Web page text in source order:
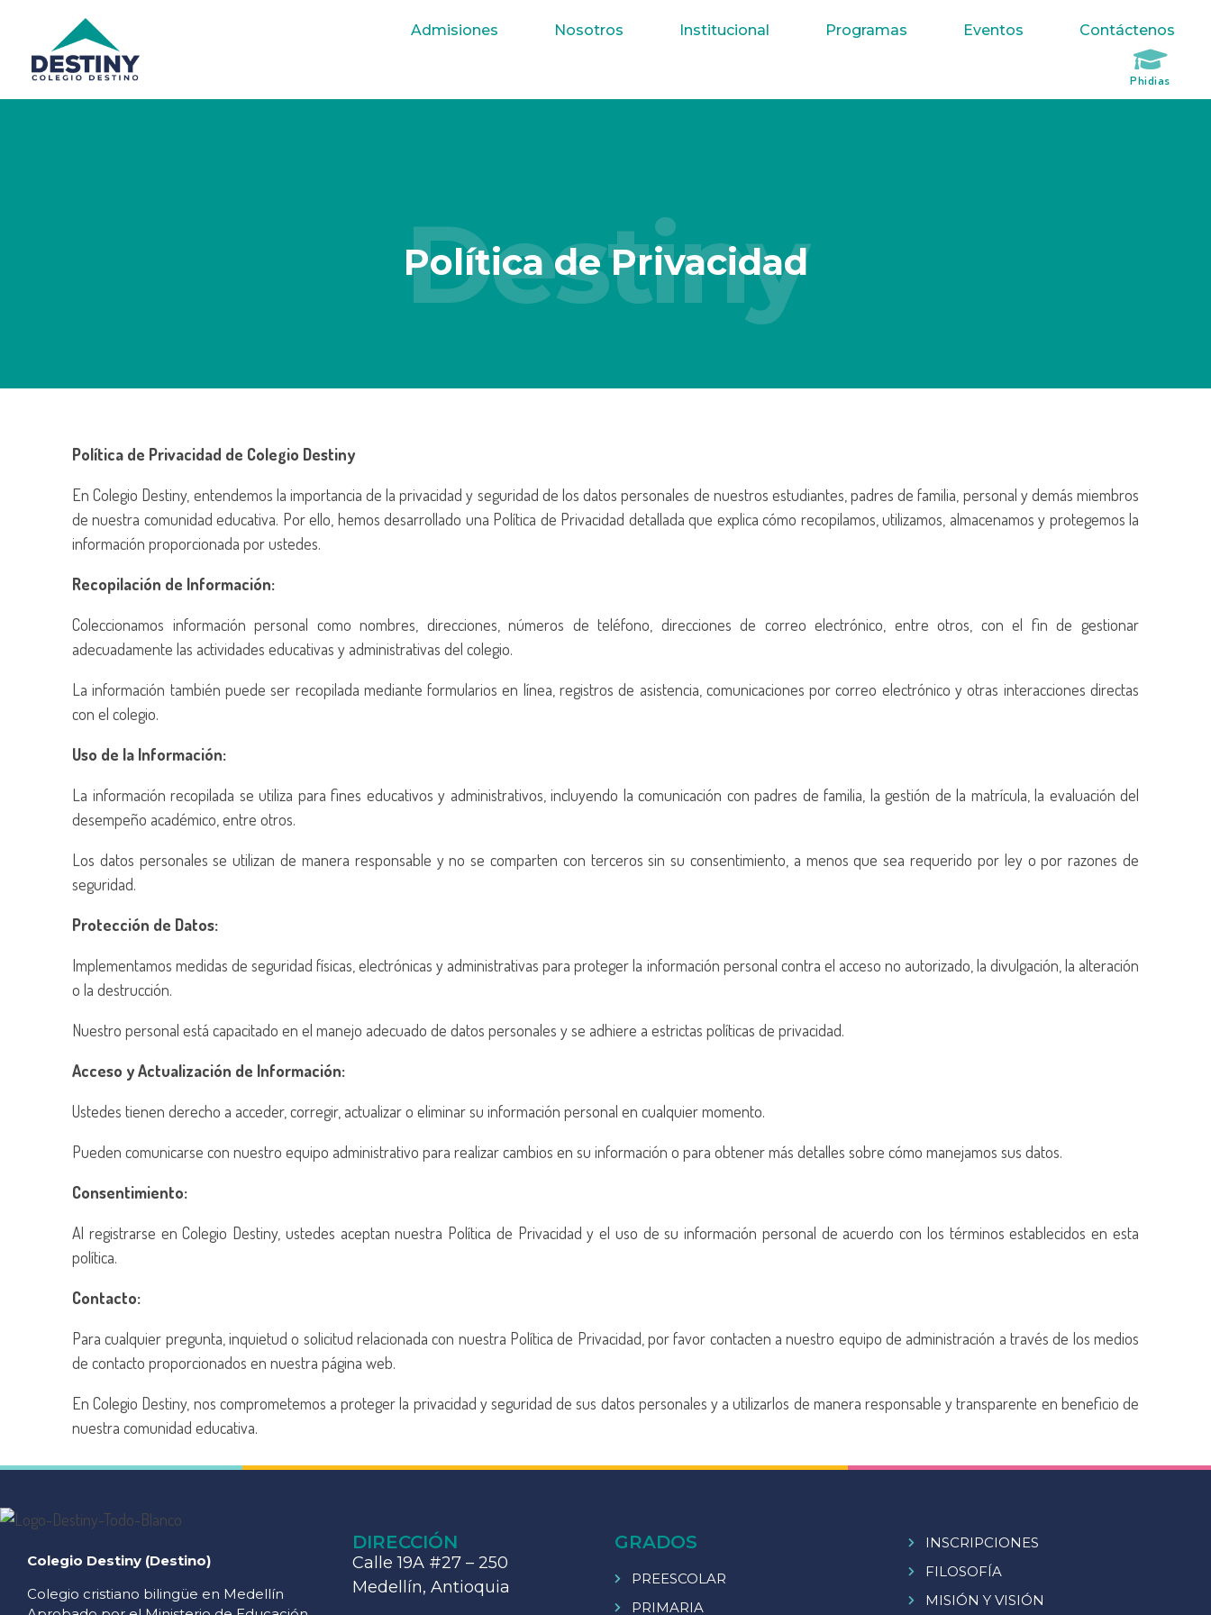
Admisiones Nosotros Institucional Programas Eventos Contáctenos
Phidias
Destiny
Política de Privacidad
Política de Privacidad de Colegio Destiny
En Colegio Destiny, entendemos la importancia de la privacidad y seguridad de los datos personales de nuestros estudiantes, padres de familia, personal y demás miembros
de nuestra comunidad educativa. Por ello, hemos desarrollado una Política de Privacidad detallada que explica cómo recopilamos, utilizamos, almacenamos y protegemos la
información proporcionada por ustedes.
Recopilación de Información:
Coleccionamos información personal como nombres, direcciones, números de teléfono, direcciones de correo electrónico, entre otros, con el fin de gestionar
adecuadamente las actividades educativas y administrativas del colegio.
La información también puede ser recopilada mediante formularios en línea, registros de asistencia, comunicaciones por correo electrónico y otras interacciones directas
con el colegio.
Uso de la Información:
La información recopilada se utiliza para fines educativos y administrativos, incluyendo la comunicación con padres de familia, la gestión de la matrícula, la evaluación del
desempeño académico, entre otros.
Los datos personales se utilizan de manera responsable y no se comparten con terceros sin su consentimiento, a menos que sea requerido por ley o por razones de
seguridad.
Protección de Datos:
Implementamos medidas de seguridad físicas, electrónicas y administrativas para proteger la información personal contra el acceso no autorizado, la divulgación, la alteración
o la destrucción.
Nuestro personal está capacitado en el manejo adecuado de datos personales y se adhiere a estrictas políticas de privacidad.
Acceso y Actualización de Información:
Ustedes tienen derecho a acceder, corregir, actualizar o eliminar su información personal en cualquier momento.
Pueden comunicarse con nuestro equipo administrativo para realizar cambios en su información o para obtener más detalles sobre cómo manejamos sus datos.
Consentimiento:
Al registrarse en Colegio Destiny, ustedes aceptan nuestra Política de Privacidad y el uso de su información personal de acuerdo con los términos establecidos en esta
política.
Contacto:
Para cualquier pregunta, inquietud o solicitud relacionada con nuestra Política de Privacidad, por favor contacten a nuestro equipo de administración a través de los medios
de contacto proporcionados en nuestra página web.
En Colegio Destiny, nos comprometemos a proteger la privacidad y seguridad de sus datos personales y a utilizarlos de manera responsable y transparente en beneficio de
nuestra comunidad educativa.
Colegio Destiny (Destino)
Colegio cristiano bilingüe en Medellín
DIRECCIÓN
Calle 19A #27 – 250
Medellín, Antioquia
GRADOS
PREESCOLAR
PRIMARIA
INSCRIPCIONES
FILOSOFÍA
MISIÓN Y VISIÓN